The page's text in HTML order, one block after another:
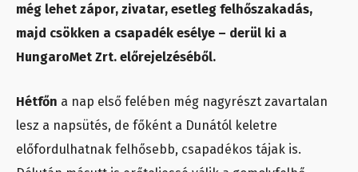
még lehet zápor, zivatar, esetleg felhőszakadás,
majd csökken a csapadék esélye – derül ki a
HungaroMet Zrt. előrejelzéséből.
Hétfőn a nap első felében még nagyrészt zavartalan
lesz a napsütés, de főként a Dunától keletre
előfordulhatnak felhősebb, csapadékos tájak is.